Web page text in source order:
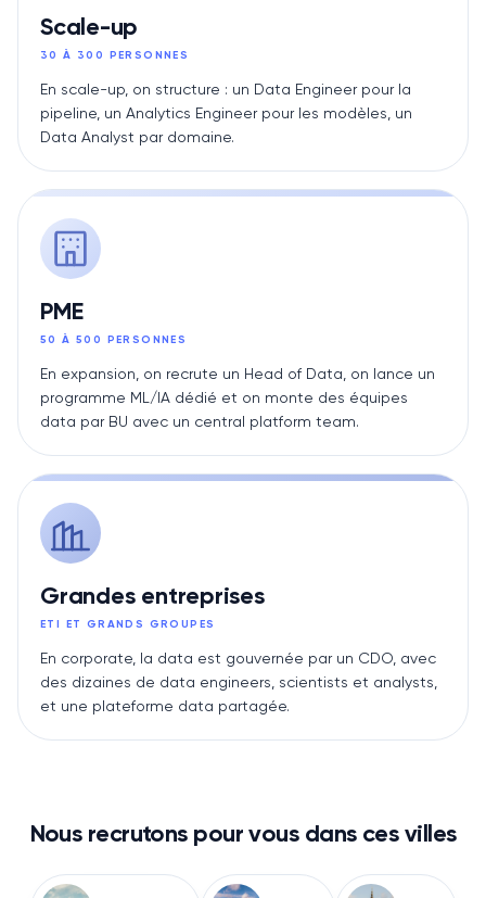
Scale-up
30 À 300 PERSONNES
En scale-up, on structure : un Data Engineer pour la
pipeline, un Analytics Engineer pour les modèles, un
Data Analyst par domaine.
PME
50 À 500 PERSONNES
En expansion, on recrute un Head of Data, on lance un
programme ML/IA dédié et on monte des équipes
data par BU avec un central platform team.
Grandes entreprises
ETI ET GRANDS GROUPES
En corporate, la data est gouvernée par un CDO, avec
des dizaines de data engineers, scientists et analysts,
et une plateforme data partagée.
Nous recrutons pour vous dans ces villes